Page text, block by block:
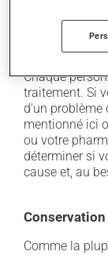
il peut
il peut
Chaque
traitement. Si
d'un problème
mentionné ici
ou votre
déterminer si
cause et, au
Conservation
Comme la